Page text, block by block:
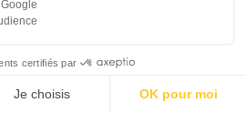
des
certifiés par
Je choisis OK pour moi